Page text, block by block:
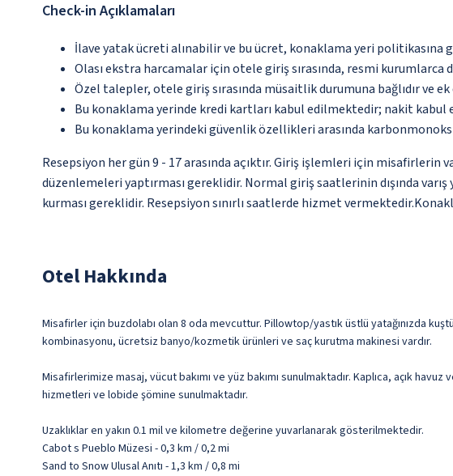
Check-in Açıklamaları
İlave yatak ücreti alınabilir ve bu ücret, konaklama yeri
Olası ekstra harcamalar için otele giriş sırasında, resmi
Özel talepler, otele giriş sırasında müsaitlik durumuna bağlıdır
Bu konaklama yerinde kredi kartları kabul edilmektedir; nakit kabul
Bu konaklama yerindeki güvenlik özellikleri arasında
Resepsiyon her gün 9 - 17 arasında açıktır. Giriş işlemleri için
düzenlemeleri yaptırması gereklidir. Normal giriş saatlerinin dışında
kurması gereklidir. Resepsiyon sınırlı saatlerde hizmet
Otel Hakkında
Misafirler için buzdolabı olan 8 oda mevcuttur. Pillowtop/yastık üstlü yatağınızda
kombinasyonu, ücretsiz banyo/kozmetik ürünleri ve saç kurutma makinesi vardır.
Misafirlerimize masaj, vücut bakımı ve yüz bakımı sunulmaktadır. Kaplıca, açık
hizmetleri ve lobide şömine sunulmaktadır.
Uzaklıklar en yakın 0.1 mil ve kilometre değerine yuvarlanarak gösterilmektedir.
Cabot s Pueblo Müzesi - 0,3 km / 0,2 mi
Sand to Snow Ulusal Anıtı - 1,3 km / 0,8 mi